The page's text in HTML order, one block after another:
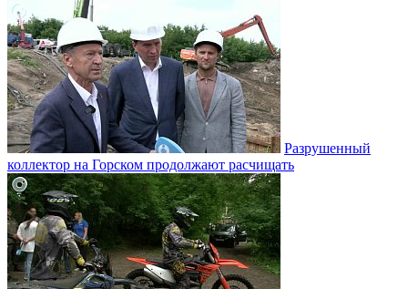
Разрушенный
коллектор на Горском продолжают расчищать